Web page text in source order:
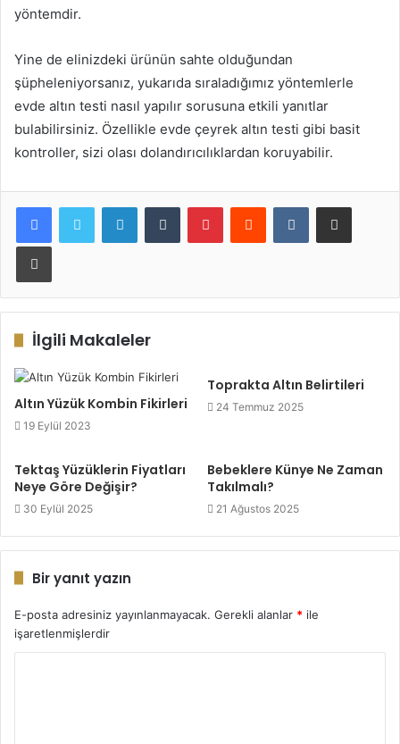
yöntemdir.
Yine de elinizdeki ürünün sahte olduğundan
şüpheleniyorsanız, yukarıda sıraladığımız yöntemlerle
evde altın testi nasıl yapılır sorusuna etkili yanıtlar
bulabilirsiniz. Özellikle evde çeyrek altın testi gibi basit
kontroller, sizi olası dolandırıcılıklardan koruyabilir.
LinkedInTumblr PinterestReddit VKontakteE-Posta ile paylaş
Yazdır
İlgili Makaleler
Altın Yüzük Kombin Fikirleri
19 Eylül 2023
Toprakta Altın Belirtileri
24 Temmuz 2025
Tektaş Yüzüklerin Fiyatları
Neye Göre Değişir?
30 Eylül 2025
Bebeklere Künye Ne Zaman
Takılmalı?
21 Ağustos 2025
Bir yanıt yazın
E-posta adresiniz yayınlanmayacak. Gerekli alanlar * ile
işaretlenmişlerdir